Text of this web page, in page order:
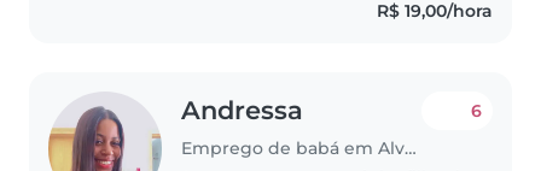
R$ 19,00/hora
Andressa
Emprego de babá em Alvorada (Rio Grande do Sul)
6